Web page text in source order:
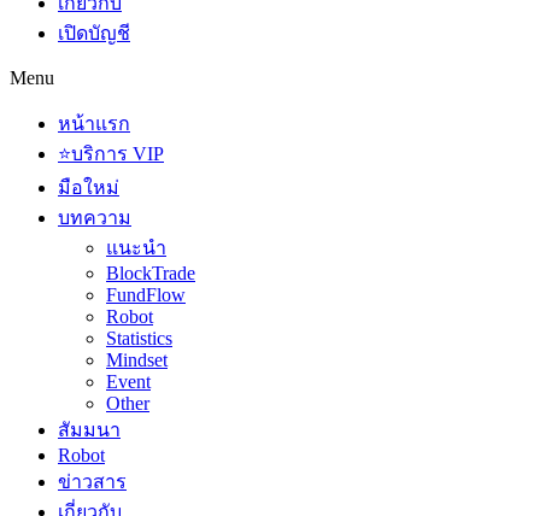
เปิดบัญชี
Menu
หน้าแรก
⭐บริการ VIP
มือใหม่
บทความ
แนะนำ
BlockTrade
FundFlow
Robot
Statistics
Mindset
Event
Other
สัมมนา
Robot
ข่าวสาร
เกี่ยวกับ